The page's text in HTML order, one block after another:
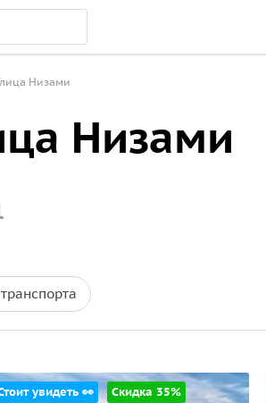
Низами
Низами
увидеть 👀 Скидка 35%